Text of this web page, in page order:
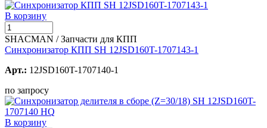
В корзину
SHACMAN / Запчасти для КПП
Синхронизатор КПП SH 12JSD160T-1707143-1
Арт.: 12JSD160T-1707140-1
по запросу
В корзину